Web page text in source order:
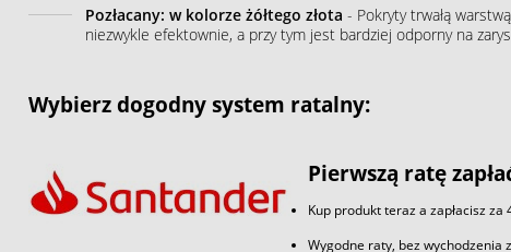
Pozłacany: w kolorze żółtego złota - Pokryty trwałą
niezwykle efektownie, a przy tym jest bardziej odporny na
Wybierz dogodny system ratalny:
Pierwszą ratę
Kup produkt teraz a zapłacisz za
Wygodne raty, bez wychodzenia